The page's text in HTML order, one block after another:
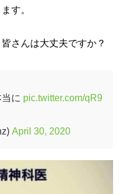
す。
さんは大丈夫ですか？
に pic.twitter.com/qR9
April 30, 2020